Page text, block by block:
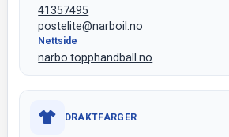
41357495
postelite@narboil.no
Nettside
narbo.topphandball.no
DRAKTFARGER